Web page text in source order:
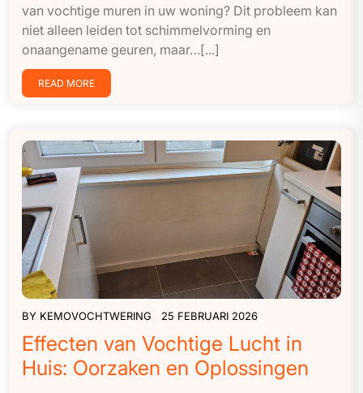
van vochtige muren in uw woning? Dit probleem kan
niet alleen leiden tot schimmelvorming en
onaangename geuren, maar…[...]
READ MORE
BY KEMOVOCHTWERING 25 FEBRUARI 2026
Effecten van Vochtige Lucht in
Huis: Oorzaken en Oplossingen